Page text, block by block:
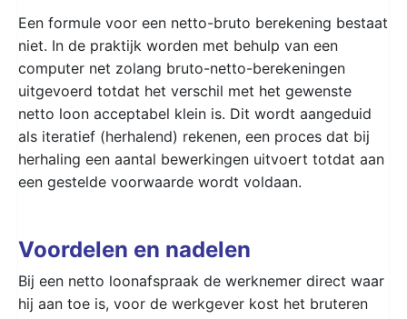
Een formule voor een netto-bruto berekening bestaat
niet. In de praktijk worden met behulp van een
computer net zolang bruto-netto-berekeningen
uitgevoerd totdat het verschil met het gewenste
netto loon acceptabel klein is. Dit wordt aangeduid
als iteratief (herhalend) rekenen, een proces dat bij
herhaling een aantal bewerkingen uitvoert totdat aan
een gestelde voorwaarde wordt voldaan.
Voordelen en nadelen
Bij een netto loonafspraak de werknemer direct waar
hij aan toe is, voor de werkgever kost het bruteren